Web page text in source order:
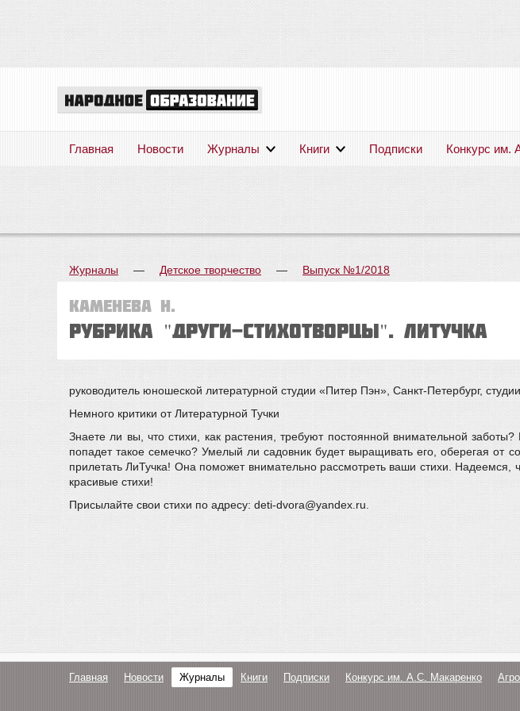
Главная Новости Журналы Книги Подписки Конкурс им.
Журналы — Детское творчество — Выпуск №1/2018
Каменева Н.
Рубрика "ДРУГИ-СТИХОТВОРЦЫ". ЛиТучка
руководитель юношеской литературной студии «Питер Пэн», Санкт-Петербург,
Немного критики от Литературной Тучки
Знаете ли вы, что стихи, как растения, требуют постоянной внимательной
попадет такое семечко? Умелый ли садовник будет выращивать его, оберегая
прилетать ЛиТучка! Она поможет внимательно рассмотреть ваши стихи. Надеемся,
красивые стихи!
Присылайте свои стихи по адресу: deti-dvora@yandex.ru.
Главная Новости Журналы Книги Подписки Конкурс им. А.С. Макаренко